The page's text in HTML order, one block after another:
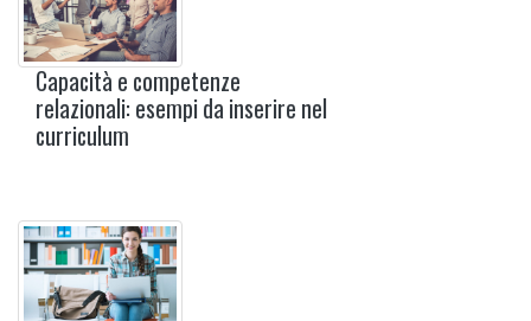
Capacità e competenze
relazionali: esempi da inserire nel
curriculum